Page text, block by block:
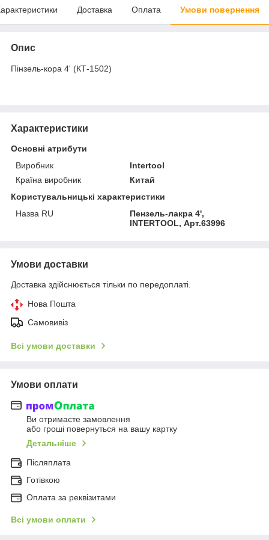
Доставка Оплата Умови повернення
Опис
Пінзель-кора 4' (КТ-1502)
Характеристики
Основні атрибути
Виробник
Intertool
Країна виробник
Китай
Користувальницькі характеристики
Назва RU
Пензель-лакра 4',
INTERTOOL, Арт.63996
Умови доставки
Доставка здійснюється тільки по передоплаті.
Нова Пошта
Самовивіз
Всі умови доставки
Умови оплати
Ви отримаєте замовлення
або гроші повернуться на вашу картку
Детальніше
Післяплата
Готівкою
Оплата за реквізитами
Всі умови оплати